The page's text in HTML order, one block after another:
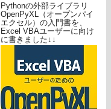
Pythonの外部ライブラリ
OpenPyXL（オープンパイ
エクセル）の入門書を、
Excel VBAユーザーに向け
に書きました↓↓